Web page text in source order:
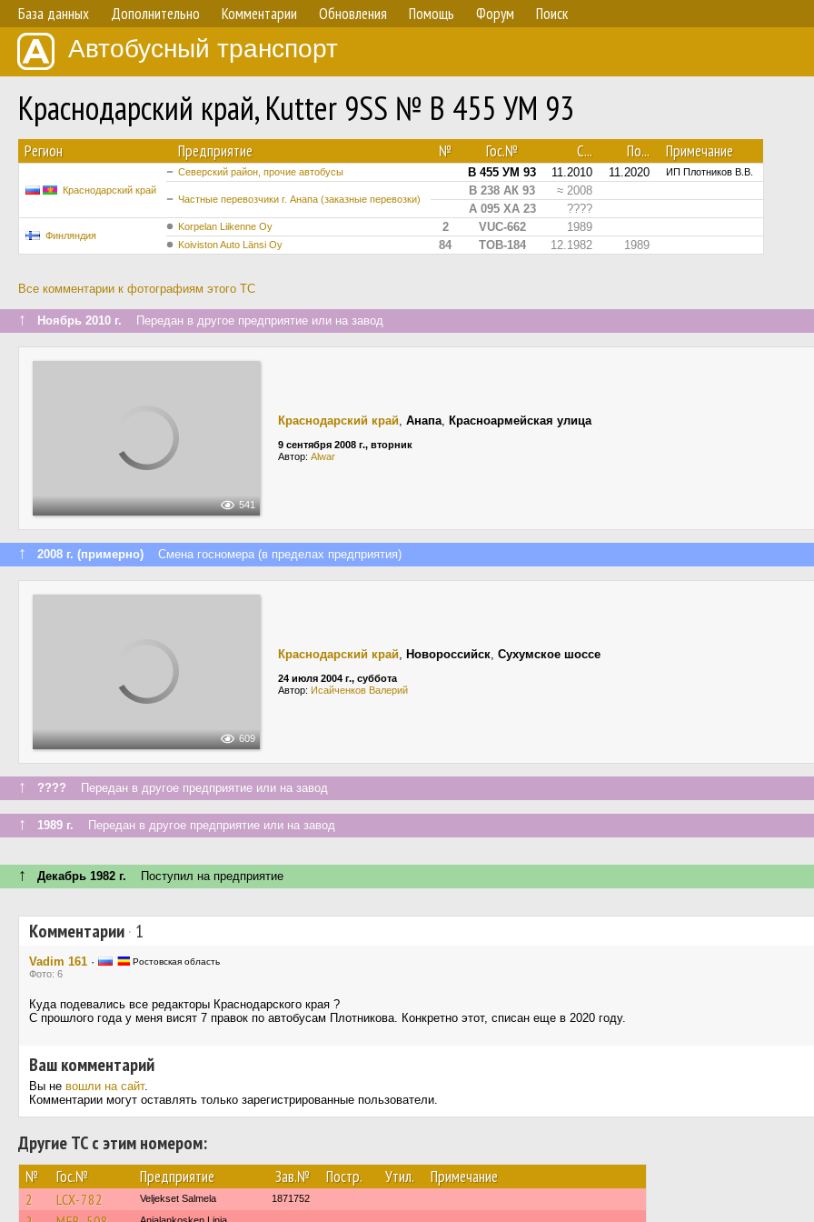
База данных Дополнительно Комментарии Обновления Помощь Форум Поиск
Автобусный транспорт
Краснодарский край, Kutter 9SS № В 455 УМ 93
Регион Предприятие № Гос.№ С... По... Примечание
Краснодарский край
Северский район, прочие автобусы В 455 УМ 93 11.2010 11.2020 ИП Плотников В.В.
Частные перевозчики г. Анапа (заказные перевозки)
В 238 АК 93
≈ 2008
А 095 ХА 23
????
Финляндия
Korpelan Liikenne Oy 2 VUC-662 1989
Koiviston Auto Länsi Oy 84 TOB-184 12.1982 1989
Все комментарии к фотографиям этого ТС
↑ Ноябрь 2010 г. Передан в другое предприятие или на завод
541
Краснодарский край, Анапа, Красноармейская улица
9 сентября 2008 г., вторник
Автор: Alwar
↑ 2008 г. (примерно) Смена госномера (в пределах предприятия)
609
Краснодарский край, Новороссийск, Сухумское шоссе
24 июля 2004 г., суббота
Автор: Исайченков Валерий
↑ ???? Передан в другое предприятие или на завод
↑ 1989 г. Передан в другое предприятие или на завод
↑ Декабрь 1982 г. Поступил на предприятие
Комментарии· 1
Vadim 161 · Ростовская область
Фото: 6
Куда подевались все редакторы Краснодарского края ?
С прошлого года у меня висят 7 правок по автобусам Плотникова. Конкретно этот, списан еще в 2020 году.
Ваш комментарий
Вы не вошли на сайт.
Комментарии могут оставлять только зарегистрированные пользователи.
Другие ТС с этим номером:
№ Гос.№ Предприятие Зав.№ Постр. Утил. Примечание
2 LCX-782 Veljekset Salmela 1871752